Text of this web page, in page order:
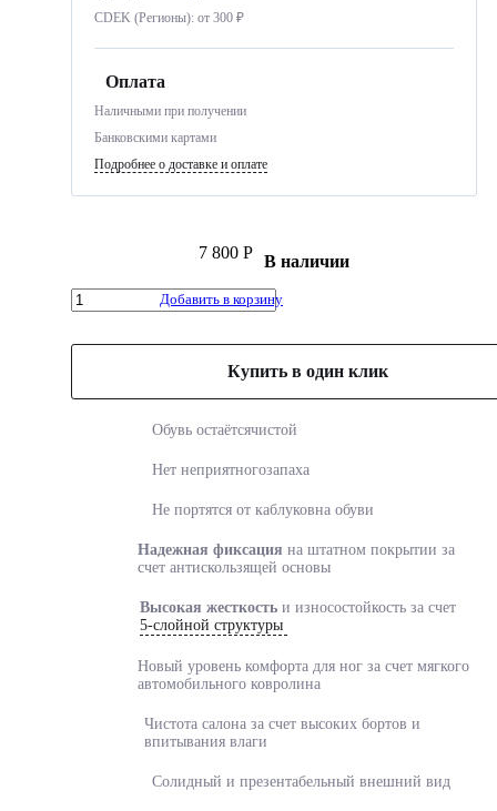
CDEK (Регионы): от 300 ₽
Оплата
Наличными при получении
Банковскими картами
Подробнее о доставке и оплате
7 800 Р В наличии
Добавить в корзину
Купить в один клик
Обувь остаётсячистой
Нет неприятногозапаха
Не портятся от каблуковна обуви
Надежная фиксация на штатном покрытии за
счет антискользящей основы
Высокая жесткость иизносостойкость за счет
5-слойной структуры
Новый уровень комфорта для ног за счет мягкого
автомобильного ковролина
Чистота салона за счет высоких бортов и
впитывания влаги
Солидный и презентабельный внешний вид